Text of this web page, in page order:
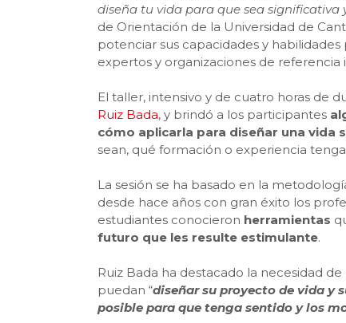
diseña tu vida para que sea significativa
de Orientación de la Universidad de
potenciar sus capacidades y
expertos y organizaciones de referencia
El taller, intensivo y de cuatro horas de
Ruiz Bada, y brindó a los participantes
cómo aplicarla para diseñar una vida
sean, qué formación o experiencia
La sesión se ha basado en la
desde hace años con gran éxito los
estudiantes conocieron herramientas
futuro que les resulte estimulante.
Ruiz Bada ha destacado la necesidad
puedan “diseñar su proyecto de vida y
posible para que tenga sentido y los